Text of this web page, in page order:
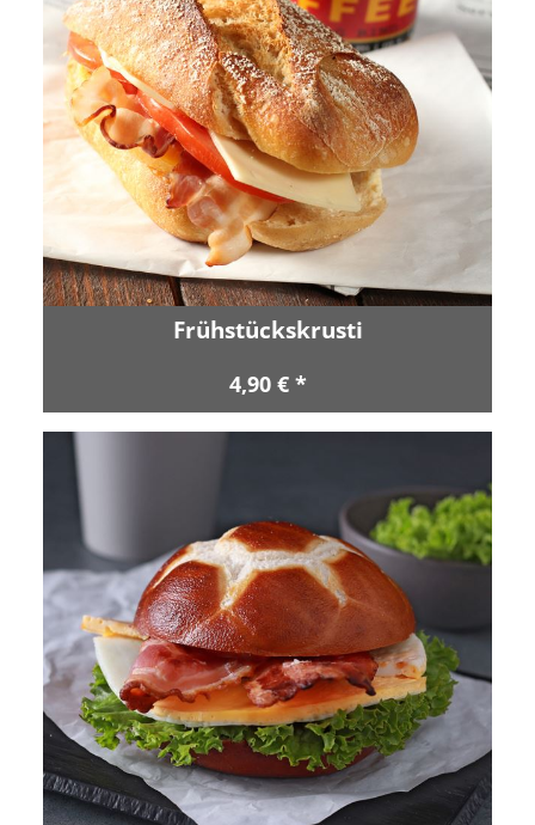
Frühstückskrusti
4,90 € *